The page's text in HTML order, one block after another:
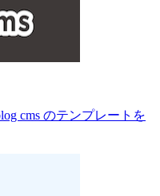
cms のテンプレートを